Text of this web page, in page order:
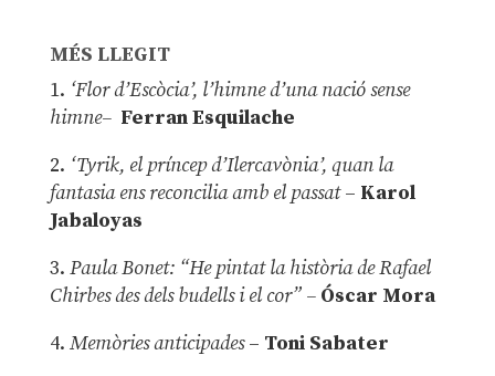
MÉS LLEGIT
1. ‘Flor d’Escòcia’, l’himne d’una nació sense
himne– Ferran Esquilache
2. ‘Tyrik, el príncep d’Ilercavònia’, quan la
fantasia ens reconcilia amb el passat– Karol
Jabaloyas
3. Paula Bonet: “He pintat la història de Rafael
Chirbes des dels budells i el cor” –Óscar Mora
4. Memòries anticipades– Toni Sabater